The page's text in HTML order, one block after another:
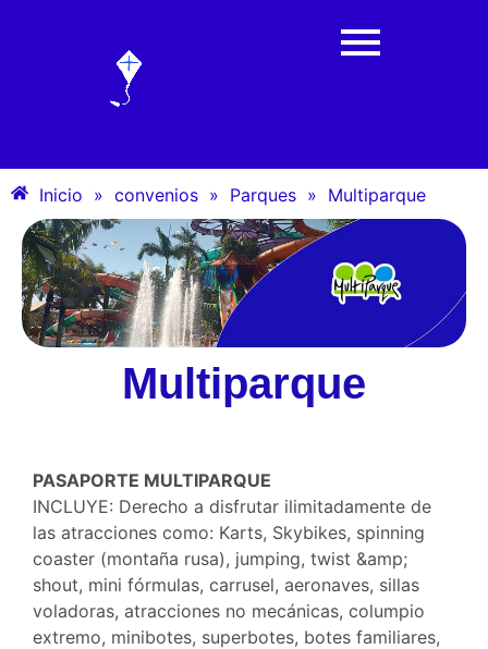
Inicio » convenios » Parques » Multiparque
Multiparque
PASAPORTE MULTIPARQUE
INCLUYE: Derecho a disfrutar ilimitadamente de
las atracciones como: Karts, Skybikes, spinning
coaster (montaña rusa), jumping, twist &amp;
shout, mini fórmulas, carrusel, aeronaves, sillas
voladoras, atracciones no mecánicas, columpio
extremo, minibotes, superbotes, botes familiares,